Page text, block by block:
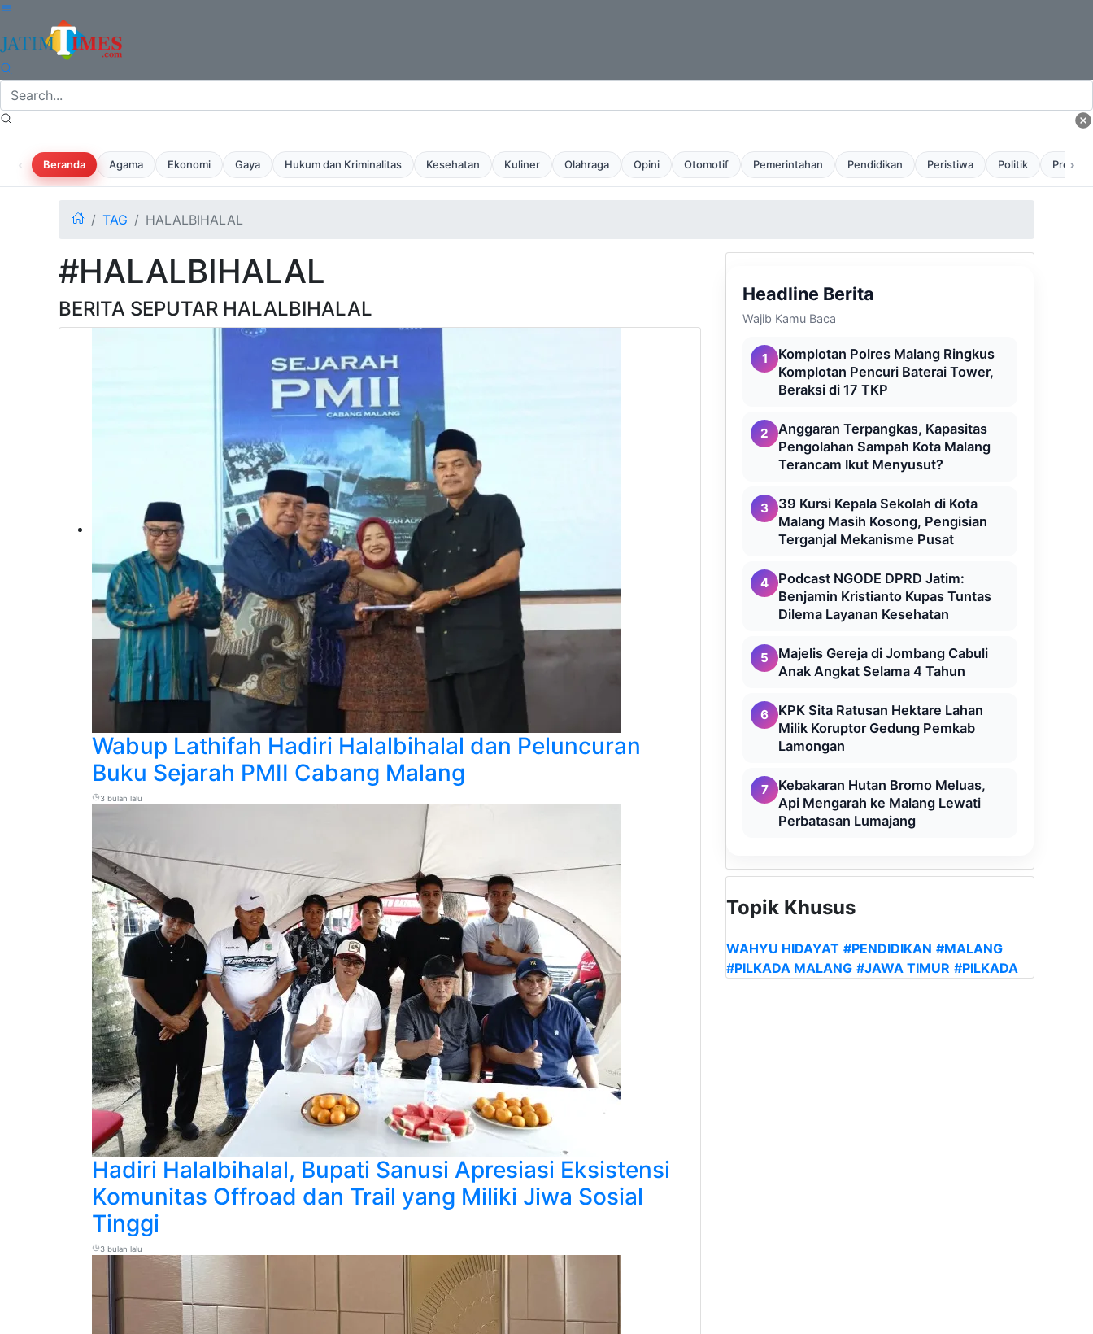
‹ Beranda Agama Ekonomi Gaya Hukum dan Kriminalitas Kesehatan Kuliner Olahraga Opini Otomotif Pemerintahan Pendidikan Peristiwa Politik Profil
›
TAG HALALBIHALAL
#HALALBIHALAL
BERITA SEPUTAR HALALBIHALAL
Wabup Lathifah Hadiri Halalbihalal dan Peluncuran
Buku Sejarah PMII Cabang Malang
3 bulan lalu
Hadiri Halalbihalal, Bupati Sanusi Apresiasi Eksistensi
Komunitas Offroad dan Trail yang Miliki Jiwa Sosial
Tinggi
3 bulan lalu
Headline Berita
Wajib Kamu Baca
1
Komplotan Polres Malang Ringkus
Komplotan Pencuri Baterai Tower,
Beraksi di 17 TKP
2
Anggaran Terpangkas, Kapasitas
Pengolahan Sampah Kota Malang
Terancam Ikut Menyusut?
3
39 Kursi Kepala Sekolah di Kota
Malang Masih Kosong, Pengisian
Terganjal Mekanisme Pusat
4
Podcast NGODE DPRD Jatim:
Benjamin Kristianto Kupas Tuntas
Dilema Layanan Kesehatan
5
Majelis Gereja di Jombang Cabuli
Anak Angkat Selama 4 Tahun
6
KPK Sita Ratusan Hektare Lahan
Milik Koruptor Gedung Pemkab
Lamongan
7
Kebakaran Hutan Bromo Meluas,
Api Mengarah ke Malang Lewati
Perbatasan Lumajang
Topik Khusus
WAHYU HIDAYAT #PENDIDIKAN #MALANG
#PILKADA MALANG #JAWA TIMUR #PILKADA